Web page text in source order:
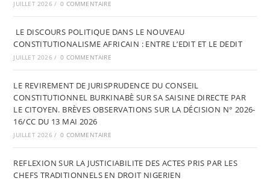
JUILLET 2026 / 0 COMMENTAIRE
LE DISCOURS POLITIQUE DANS LE NOUVEAU
CONSTITUTIONALISME AFRICAIN : ENTRE L’EDIT ET LE DEDIT
JUILLET 2026 / 0 COMMENTAIRE
LE REVIREMENT DE JURISPRUDENCE DU CONSEIL
CONSTITUTIONNEL BURKINABÈ SUR SA SAISINE DIRECTE PAR
LE CITOYEN. BRÈVES OBSERVATIONS SUR LA DÉCISION N° 2026-
16/CC DU 13 MAI 2026
JUILLET 2026 / 0 COMMENTAIRE
REFLEXION SUR LA JUSTICIABILITE DES ACTES PRIS PAR LES
CHEFS TRADITIONNELS EN DROIT NIGERIEN